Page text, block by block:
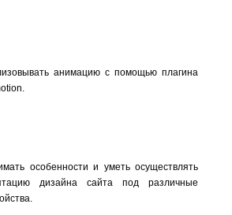
анимацию с помощью плагина
особенности и уметь осуществлять
дизайна сайта под различные